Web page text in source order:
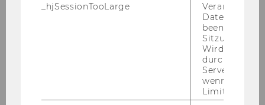
_hjSessionTooLarge
Veranlasst
beenden,
Sitzung zu
Wird
durch ein
Servers
wenn die
Limit